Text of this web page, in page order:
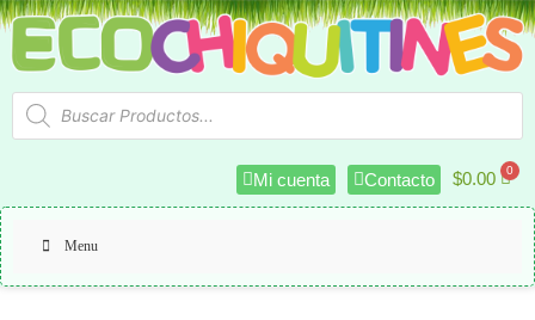
Mi cuenta Contacto $0.00
Menu